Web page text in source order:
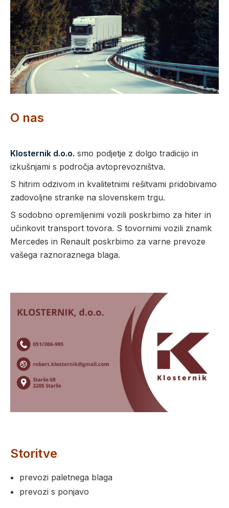
O nas
Klosternik d.o.o. smo podjetje z dolgo tradicijo in
izkušnjami s področja avtoprevozništva.
S hitrim odzivom in kvalitetnimi rešitvami pridobivamo
zadovoljne stranke na slovenskem trgu.
S sodobno opremljenimi vozili poskrbimo za hiter in
učinkovit transport tovora. S tovornimi vozili znamk
Mercedes in Renault poskrbimo za varne prevoze
vašega raznoraznega blaga.
Storitve
prevozi paletnega blaga
prevozi s ponjavo